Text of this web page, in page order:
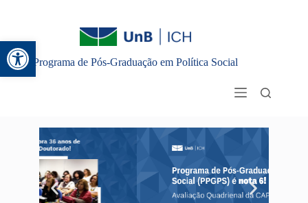
Abrir a barra de ferramentas
Programa de Pós-Graduação em Política Social